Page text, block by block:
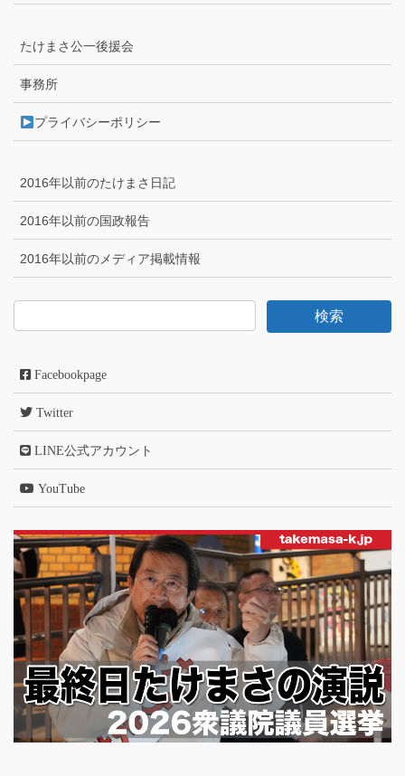
たけまさ公一後援会
事務所
プライバシーポリシー
2016年以前のたけまさ日記
2016年以前の国政報告
2016年以前のメディア掲載情報
Facebookpage
Twitter
LINE公式アカウント
YouTube